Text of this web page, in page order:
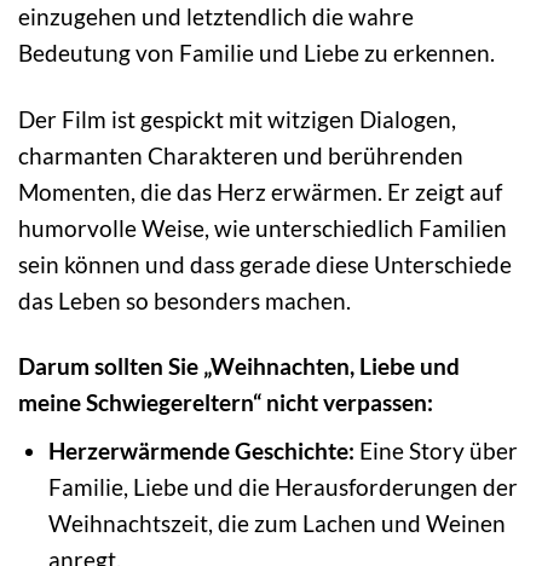
einzugehen und letztendlich die wahre
Bedeutung von Familie und Liebe zu erkennen.
Der Film ist gespickt mit witzigen Dialogen,
charmanten Charakteren und berührenden
Momenten, die das Herz erwärmen. Er zeigt auf
humorvolle Weise, wie unterschiedlich Familien
sein können und dass gerade diese Unterschiede
das Leben so besonders machen.
Darum sollten Sie „Weihnachten, Liebe und
meine Schwiegereltern“ nicht verpassen:
Herzerwärmende Geschichte: Eine Story über
Familie, Liebe und die Herausforderungen der
Weihnachtszeit, die zum Lachen und Weinen
anregt.